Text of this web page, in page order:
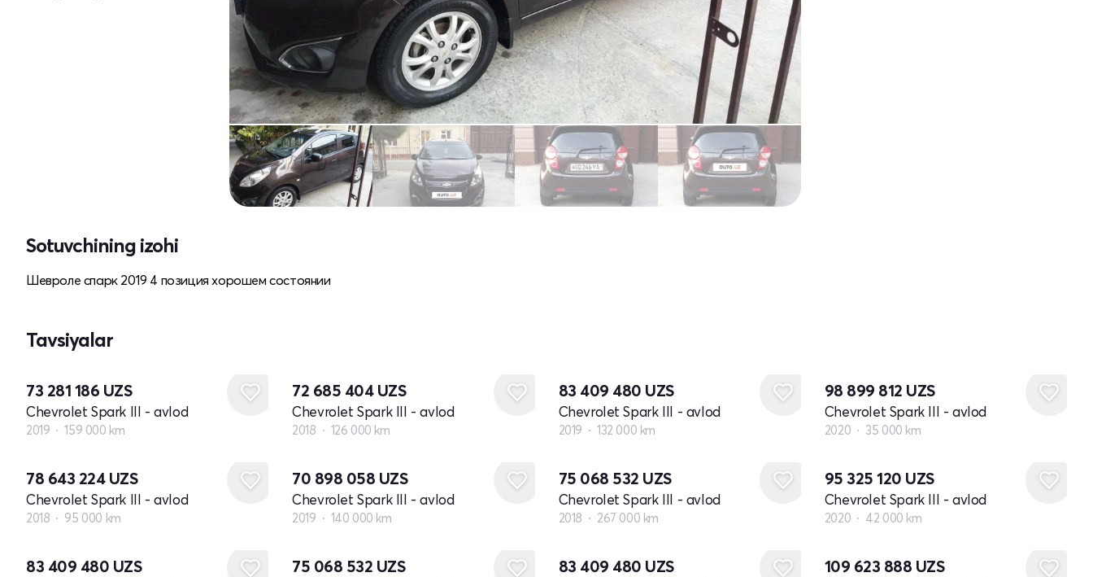
Sotuvchining izohi
Шевроле спарк 2019 4 позиция хорошем состоянии
Tavsiyalar
73 281 186 UZS
Chevrolet Spark III - avlod
2019 159 000 km
72 685 404 UZS
Chevrolet Spark III - avlod
2018 126 000 km
83 409 480 UZS
Chevrolet Spark III - avlod
2019 132 000 km
98 899 812 UZS
Chevrolet Spark III - avlod
2020 35 000 km
78 643 224 UZS
Chevrolet Spark III - avlod
2018 95 000 km
70 898 058 UZS
Chevrolet Spark III - avlod
2019 140 000 km
75 068 532 UZS
Chevrolet Spark III - avlod
2018 267 000 km
95 325 120 UZS
Chevrolet Spark III - avlod
2020 42 000 km
83 409 480 UZS 75 068 532 UZS 83 409 480 UZS 109 623 888 UZS